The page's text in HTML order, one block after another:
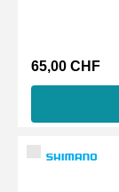
65,00 CHF